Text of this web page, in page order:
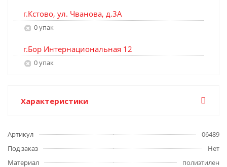
г.Кстово, ул. Чванова, д.3А
0 упак
г.Бор Интернациональная 12
0 упак
Характеристики
Артикул
06489
Под заказ
Нет
Материал
полиэтилен